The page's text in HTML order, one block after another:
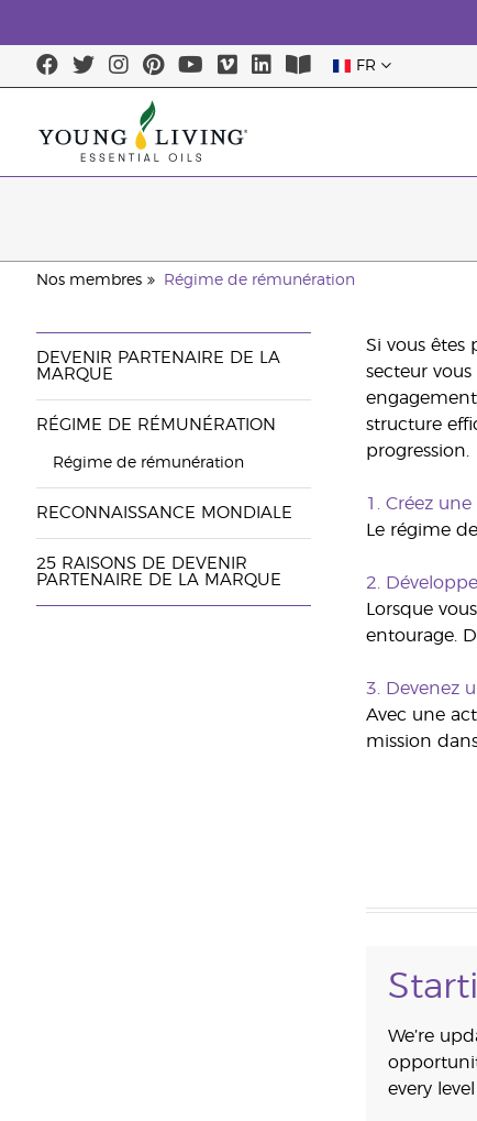
FR
Nos membres Régime de rémunération
DEVENIR PARTENAIRE DE LA
MARQUE
RÉGIME DE RÉMUNÉRATION
Régime de rémunération
RECONNAISSANCE MONDIALE
25 RAISONS DE DEVENIR
PARTENAIRE DE LA MARQUE
Si vous
secteur
structure
progression.
1. Créez une
Le régime
2.
Lorsque
entourage.
3.
Devenez
Avec une
mission
We’re
every